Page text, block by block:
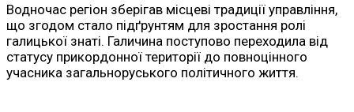
Водночас регіон зберігав місцеві традиції управління,
що згодом стало підґрунтям для зростання ролі
галицької знаті. Галичина поступово переходила від
статусу прикордонної території до повноцінного
учасника загальноруського політичного життя.